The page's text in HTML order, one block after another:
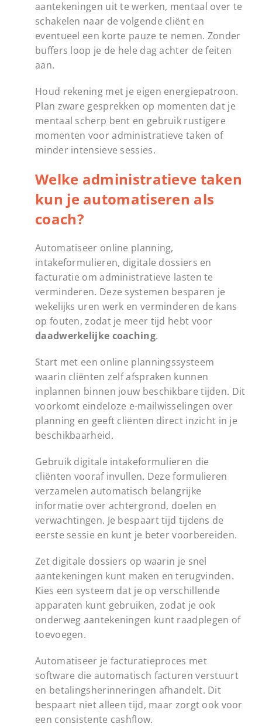
aantekeningen uit te werken, mentaal over te
schakelen naar de volgende cliënt en
eventueel een korte pauze te nemen. Zonder
buffers loop je de hele dag achter de feiten
aan.
Houd rekening met je eigen energiepatroon.
Plan zware gesprekken op momenten dat je
mentaal scherp bent en gebruik rustigere
momenten voor administratieve taken of
minder intensieve sessies.
Welke administratieve taken
kun je automatiseren als
coach?
Automatiseer online planning,
intakeformulieren, digitale dossiers en
facturatie om administratieve lasten te
verminderen. Deze systemen besparen je
wekelijks uren werk en verminderen de kans
op fouten, zodat je meer tijd hebt voor
daadwerkelijke coaching.
Start met een online planningssysteem
waarin cliënten zelf afspraken kunnen
inplannen binnen jouw beschikbare tijden. Dit
voorkomt eindeloze e-mailwisselingen over
planning en geeft cliënten direct inzicht in je
beschikbaarheid.
Gebruik digitale intakeformulieren die
cliënten vooraf invullen. Deze formulieren
verzamelen automatisch belangrijke
informatie over achtergrond, doelen en
verwachtingen. Je bespaart tijd tijdens de
eerste sessie en kunt je beter voorbereiden.
Zet digitale dossiers op waarin je snel
aantekeningen kunt maken en terugvinden.
Kies een systeem dat je op verschillende
apparaten kunt gebruiken, zodat je ook
onderweg aantekeningen kunt raadplegen of
toevoegen.
Automatiseer je facturatieproces met
software die automatisch facturen verstuurt
en betalingsherinneringen afhandelt. Dit
bespaart niet alleen tijd, maar zorgt ook voor
een consistente cashflow.